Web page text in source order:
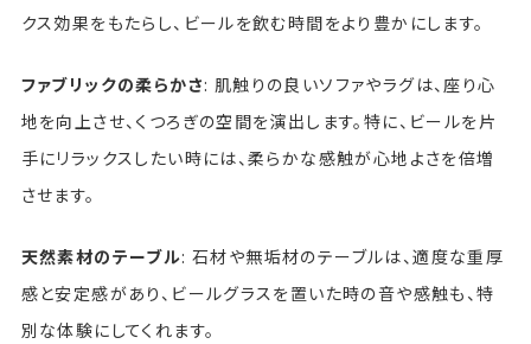
クス効果をもたらし、ビールを飲む時間をより豊かにします。
ファブリックの柔らかさ: 肌触りの良いソファやラグは、座り心
地を向上させ、くつろぎの空間を演出します。特に、ビールを片
手にリラックスしたい時には、柔らかな感触が心地よさを倍増
させます。
天然素材のテーブル: 石材や無垢材のテーブルは、適度な重厚
感と安定感があり、ビールグラスを置いた時の音や感触も、特
別な体験にしてくれます。